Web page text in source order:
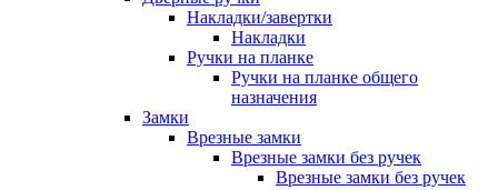
Накладки/завертки
Накладки
Ручки на планке
Ручки на планке общего
назначения
Замки
Врезные замки
Врезные замки без ручек
Врезные замки без ручек